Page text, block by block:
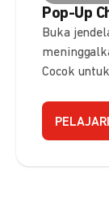
Pop-Up
Buka
Cocok